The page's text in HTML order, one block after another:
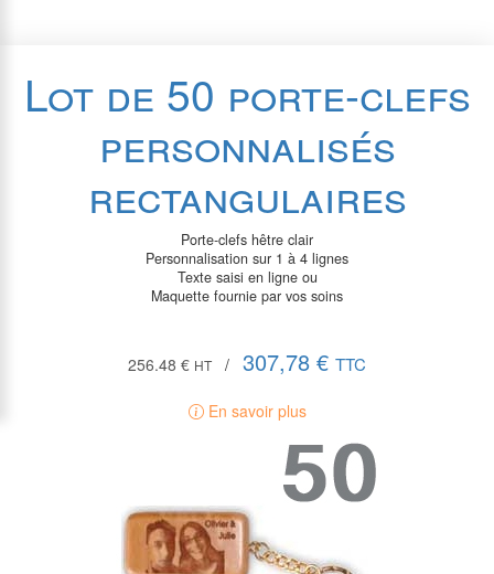
Lot de 50 porte-clefs
personnalisés
rectangulaires
Porte-clefs hêtre clair
Personnalisation sur 1 à 4 lignes
Texte saisi en ligne ou
Maquette fournie par vos soins
256.48 € HT / 307,78 € TTC
En savoir plus